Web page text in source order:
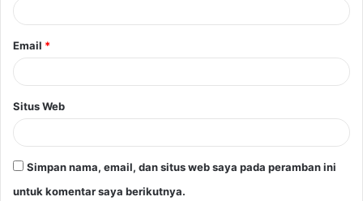
Email *
Situs Web
Simpan nama, email, dan situs web saya pada peramban ini
untuk komentar saya berikutnya.